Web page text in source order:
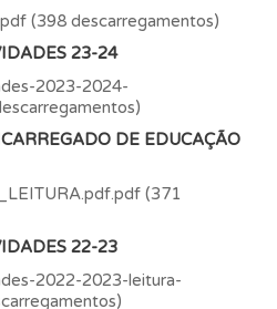
(398 descarregamentos)
23-24
2023-2024-
DE EDUCAÇÃO
(371
22-23
2022-2023-leitura-